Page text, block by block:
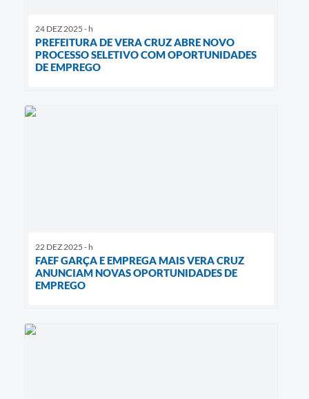
24 DEZ 2025 - h
PREFEITURA DE VERA CRUZ ABRE NOVO
PROCESSO SELETIVO COM OPORTUNIDADES
DE EMPREGO
22 DEZ 2025 - h
FAEF GARÇA E EMPREGA MAIS VERA CRUZ
ANUNCIAM NOVAS OPORTUNIDADES DE
EMPREGO